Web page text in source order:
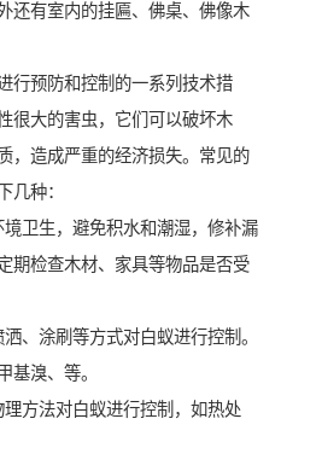
还有室内的挂匾、佛桌、佛像木
行预防和控制的一系列技术措
很大的害虫，它们可以破坏木
，造成严重的经济损失。常见的
几种：
卫生，避免积水和潮湿，修补漏
期检查木材、家具等物品是否受
、涂刷等方式对白蚁进行控制。
基溴、等。
方法对白蚁进行控制，如热处